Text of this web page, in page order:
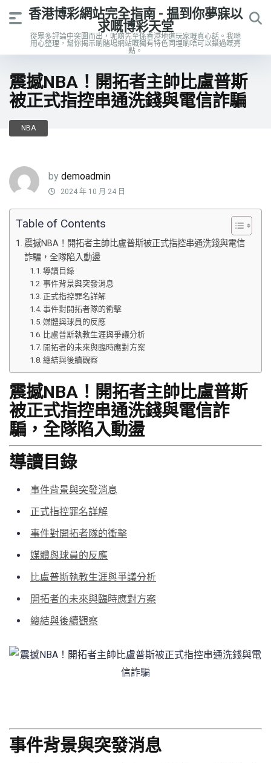
香港博彩網站完全指南 - 揾到你夢寐以
求嘅博彩天堂
從眾多評論中突圍而出，呢啲先至係香港地道玩家嘅真心話。我哋
用心整理，幫你揭示啲賭場網站嘅獨有特色同埋啲唔可以錯過嘅亮
點。
震撼NBA！開拓者主帥比盧普斯
被正式指控串通洗錢與電信詐騙
NBA
by demoadmin
2024 年 10 月 24 日
Table of Contents
震撼NBA！開拓者主帥比盧普斯被正式指控串通洗錢與電信
詐騙，全隊陷入動盪
導讀目錄
事件背景與突發消息
正式指控罪名詳解
事件對開拓者隊的衝擊
媒體與球員的反應
比盧普斯執教生涯與爭議分析
開拓者的未來與臨時應對方案
總結與後續觀察
震撼NBA！開拓者主帥比盧普斯
被正式指控串通洗錢與電信詐
騙，全隊陷入動盪
導讀目錄
事件背景與突發消息
正式指控罪名詳解
事件對開拓者隊的衝擊
媒體與球員的反應
比盧普斯執教生涯與爭議分析
開拓者的未來與臨時應對方案
總結與後續觀察
事件背景與突發消息